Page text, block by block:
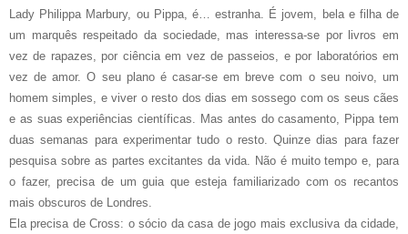
Lady Philippa Marbury, ou Pippa, é… estranha. É jovem, bela e filha de
um marquês respeitado da sociedade, mas interessa-se por livros em
vez de rapazes, por ciência em vez de passeios, e por laboratórios em
vez de amor. O seu plano é casar-se em breve com o seu noivo, um
homem simples, e viver o resto dos dias em sossego com os seus cães
e as suas experiências científicas. Mas antes do casamento, Pippa tem
duas semanas para experimentar tudo o resto. Quinze dias para fazer
pesquisa sobre as partes excitantes da vida. Não é muito tempo e, para
o fazer, precisa de um guia que esteja familiarizado com os recantos
mais obscuros de Londres.
Ela precisa de Cross: o sócio da casa de jogo mais exclusiva da cidade,